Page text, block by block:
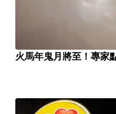
火馬年鬼月將至！專家
俄軍空襲烏